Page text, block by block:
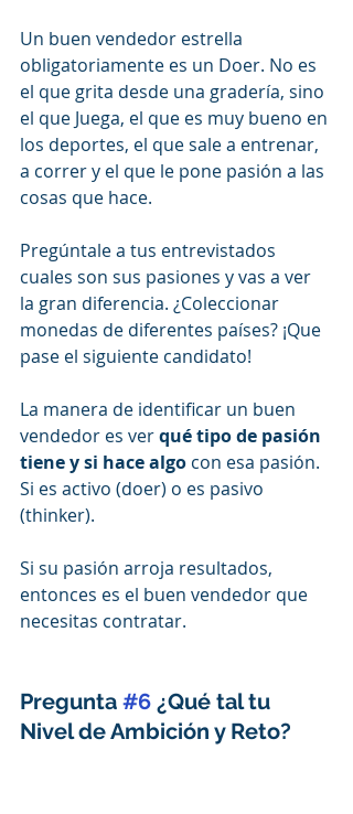
Un buen vendedor estrella
obligatoriamente es un Doer. No es
el que grita desde una gradería, sino
el que Juega, el que es muy bueno en
los deportes, el que sale a entrenar,
a correr y el que le pone pasión a las
cosas que hace.
Pregúntale a tus entrevistados
cuales son sus pasiones y vas a ver
la gran diferencia. ¿Coleccionar
monedas de diferentes países? ¡Que
pase el siguiente candidato!
La manera de identificar un buen
vendedor es ver qué tipo de pasión
tiene y si hace algo con esa pasión.
Si es activo (doer) o es pasivo
(thinker).
Si su pasión arroja resultados,
entonces es el buen vendedor que
necesitas contratar.
Pregunta #6 ¿Qué tal tu
Nivel de Ambición y Reto?